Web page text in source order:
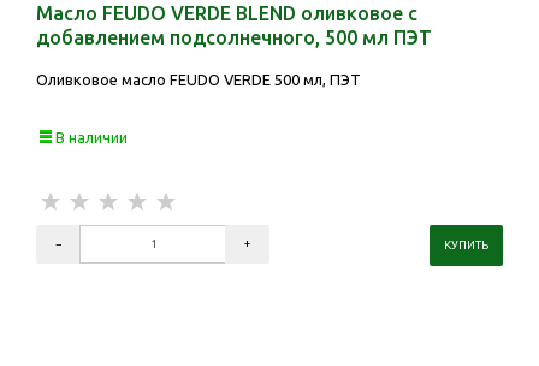
Масло FEUDO VERDE BLEND оливковое с
добавлением подсолнечного, 500 мл ПЭТ
Оливковое масло FEUDO VERDE 500 мл, ПЭТ
В наличии